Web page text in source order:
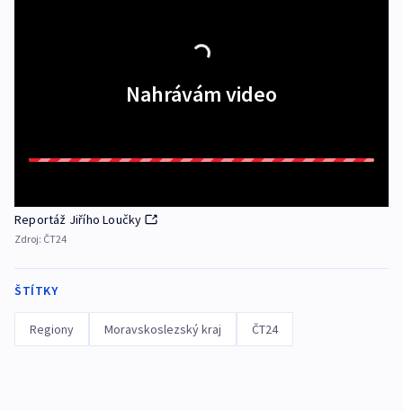
Nahrávám video
Reportáž Jiřího Loučky
Zdroj: ČT24
ŠTÍTKY
Regiony Moravskoslezský kraj ČT24